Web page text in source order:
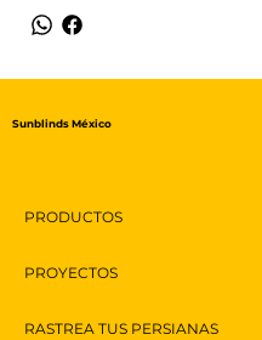
PRODUCTOS
PROYECTOS
RASTREA TUS PERSIANAS
Sunblinds México